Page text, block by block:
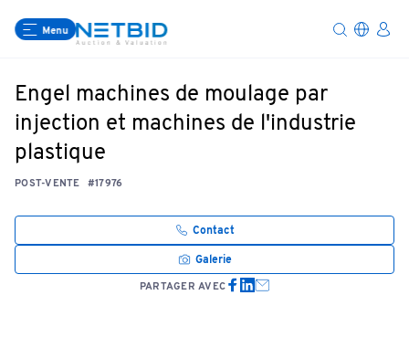
Menu
Engel machines de moulage par
injection et machines de l'industrie
plastique
POST-VENTE #17976
Contact
Galerie
PARTAGER AVEC